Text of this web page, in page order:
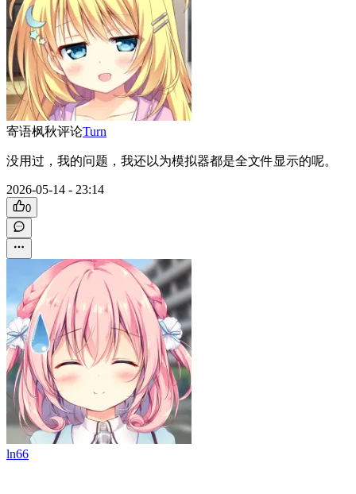
寄语枫秋评论Turn
没用过，我的问题，我还以为模拟器都是全文件显示的呢。
2026-05-14 - 23:14
0
ln66